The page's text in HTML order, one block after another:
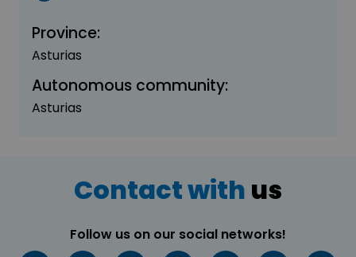
Province:
Asturias
Autonomous community:
Asturias
Contact with us
Follow us on our social networks!